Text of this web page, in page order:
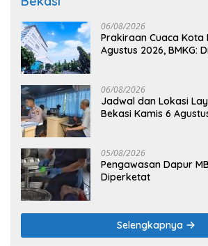
06/08/2026
Prakiraan Cuaca Kota
Agustus 2026, BMKG:
06/08/2026
Jadwal dan Lokasi
Bekasi Kamis 6
05/08/2026
Pengawasan Dapur
Diperketat
Selengkapnya